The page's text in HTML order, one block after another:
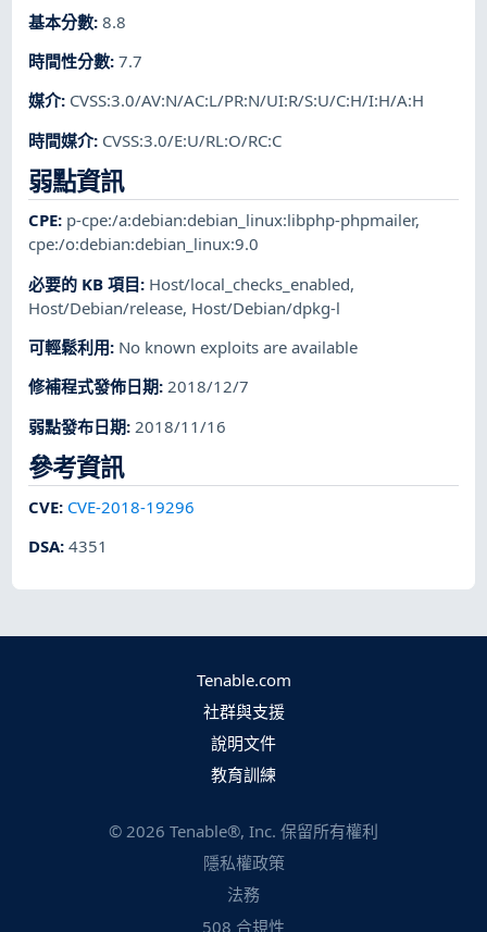
基本分數:8.8
時間性分數:7.7
媒介: CVSS:3.0/AV:N/AC:L/PR:N/UI:R/S:U/C:H/I:H/A:H
時間媒介: CVSS:3.0/E:U/RL:O/RC:C
弱點資訊
CPE: p-cpe:/a:debian:debian_linux:libphp-phpmailer,
cpe:/o:debian:debian_linux:9.0
必要的 KB 項目: Host/local_checks_enabled,
Host/Debian/release, Host/Debian/dpkg-l
可輕鬆利用: No known exploits are available
修補程式發佈日期:2018/12/7
弱點發布日期: 2018/11/16
參考資訊
CVE: CVE-2018-19296
DSA:4351
Tenable.com
社群與支援
說明文件
教育訓練
© 2026 Tenable®, Inc. 保留所有權利
隱私權政策
法務
508 合規性